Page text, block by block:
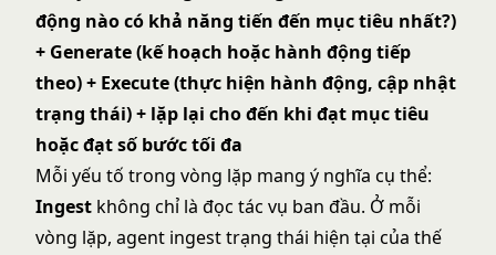
động nào có khả năng tiến đến mục tiêu nhất?)
+ Generate (kế hoạch hoặc hành động tiếp
theo) + Execute (thực hiện hành động, cập nhật
trạng thái) + lặp lại cho đến khi đạt mục tiêu
hoặc đạt số bước tối đa
Mỗi yếu tố trong vòng lặp mang ý nghĩa cụ thể:
Ingest không chỉ là đọc tác vụ ban đầu. Ở mỗi
vòng lặp, agent ingest trạng thái hiện tại của thế